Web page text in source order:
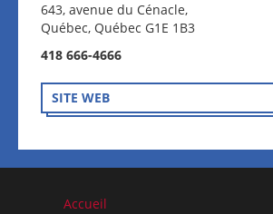
643, avenue du Cénacle,
Québec, Québec G1E 1B3
418 666-4666
SITE WEB
Accueil